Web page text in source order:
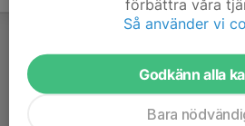
förbättra våra
Så använder vi
Godkänn alla
Bara